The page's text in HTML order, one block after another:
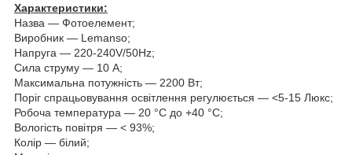
Характеристики:
Назва — Фотоелемент;
Виробник — Lemanso;
Напруга — 220-240V/50Hz;
Сила струму — 10 А;
Максимальна потужність — 2200 Вт;
Поріг спрацьовування освітлення регулюється — <5-15 Люкс;
Робоча температура — 20 °C до +40 °C;
Вологість повітря — < 93%;
Колір — білий;